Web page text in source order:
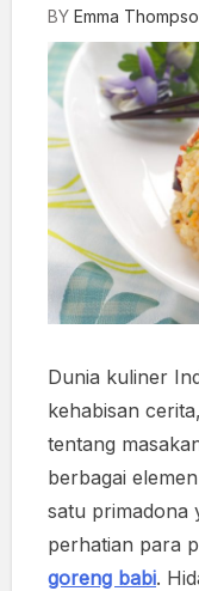
BY Emma
Dunia kuliner
kehabisan
tentang
berbagai
satu primadona
perhatian para
goreng babi.